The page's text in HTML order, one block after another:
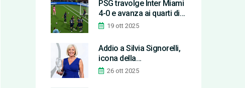
PSG travolge Inter Miami
4-0 e avanza ai quarti di
finale della Club World
19 ott 2025
Addio a Silvia Signorelli,
icona della
comunicazione teatrale a
26 ott 2025